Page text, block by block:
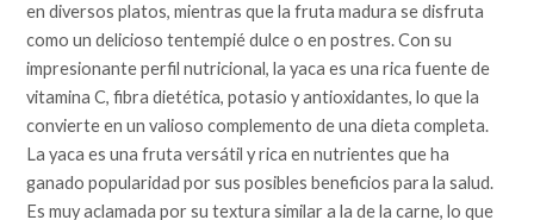
en diversos platos, mientras que la fruta madura se disfruta
como un delicioso tentempié dulce o en postres. Con su
impresionante perfil nutricional, la yaca es una rica fuente de
vitamina C, fibra dietética, potasio y antioxidantes, lo que la
convierte en un valioso complemento de una dieta completa.
La yaca es una fruta versátil y rica en nutrientes que ha
ganado popularidad por sus posibles beneficios para la salud.
Es muy aclamada por su textura similar a la de la carne, lo que